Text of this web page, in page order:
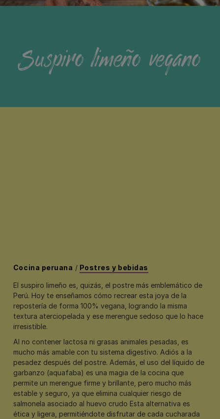
Suspiro limeño vegano
Cocina peruana / Postres y bebidas
El suspiro limeño es, quizás, el postre más emblemático de
Perú. Hoy te enseñamos cómo recrear esta joya de la
repostería de forma 100% vegana, logrando la misma
textura aterciopelada y ese merengue sedoso que lo hace
irresistible.
Al no contener lactosa ni grasas animales pesadas, es
mucho más amable con tu sistema digestivo. Adiós a la
pesadez después del postre. Además, el uso del líquido de
garbanzo (aquafaba) es una magia de la cocina que
permite un merengue firme y brillante, pero mucho más
estable y seguro, ya que elimina cualquier riesgo de
salmonela asociado al huevo crudo Esta alternativa es
ética y ligera, permitiéndote disfrutar de cada cucharada